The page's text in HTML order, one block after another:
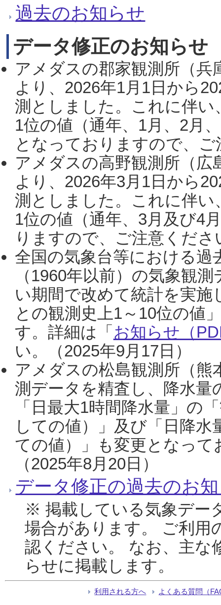
過去のお知らせ
データ修正のお知らせ
アメダスの郡家観測所（
より、2026年1月1日から
測としました。これに伴い
1位の値（通年、1月、2月
となっておりますので、
アメダスの高野観測所（
より、2026年3月1日から
測としました。これに伴い
1位の値（通年、3月及び4
りますので、ご注意くだ
全国の気象台等における過
（1960年以前）の気象観
い期間で改めて統計を実
との観測史上1～10位の値
す。詳細は「 お知らせ（
い。（2025年9月17日）
アメダスの松島観測所（熊
測データを精査し、降水
「日最大1時間降水量」の
しての値）」及び「日降
ての値）」も変更となっ
（2025年8月20日）
データ修正の過去のお
※ 掲載している気象デー
場合があります。 ご利用
認ください。 なお、主な
らせに掲載します。
利用される方へ よくある質問（